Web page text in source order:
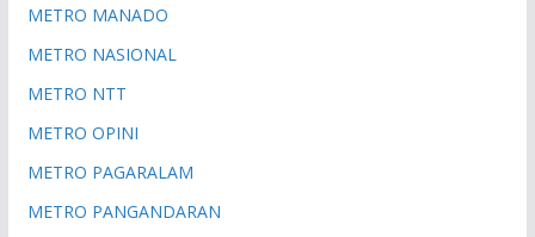
METRO MANADO
METRO NASIONAL
METRO NTT
METRO OPINI
METRO PAGARALAM
METRO PANGANDARAN